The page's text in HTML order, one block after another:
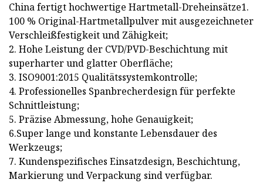
China fertigt hochwertige Hartmetall-Dreheinsätze1.
100 % Original-Hartmetallpulver mit ausgezeichneter
Verschleißfestigkeit und Zähigkeit;
2. Hohe Leistung der CVD/PVD-Beschichtung mit
superharter und glatter Oberfläche;
3. ISO9001:2015 Qualitätssystemkontrolle;
4. Professionelles Spanbrecherdesign für perfekte
Schnittleistung;
5. Präzise Abmessung, hohe Genauigkeit;
6.Super lange und konstante Lebensdauer des
Werkzeugs;
7. Kundenspezifisches Einsatzdesign, Beschichtung,
Markierung und Verpackung sind verfügbar.